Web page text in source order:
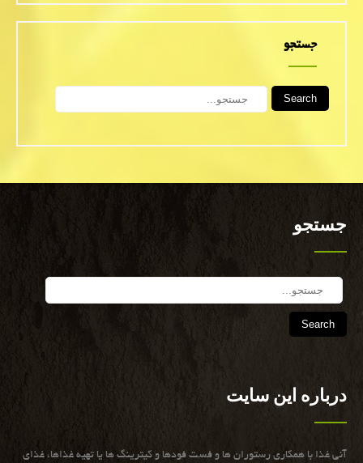
جستجو
Search
جستجو
درباره این سایت
آنی غذا با همكاری رستوران ها و فست فودها و كیترینگ ها یا تهیه غذاها، غذای